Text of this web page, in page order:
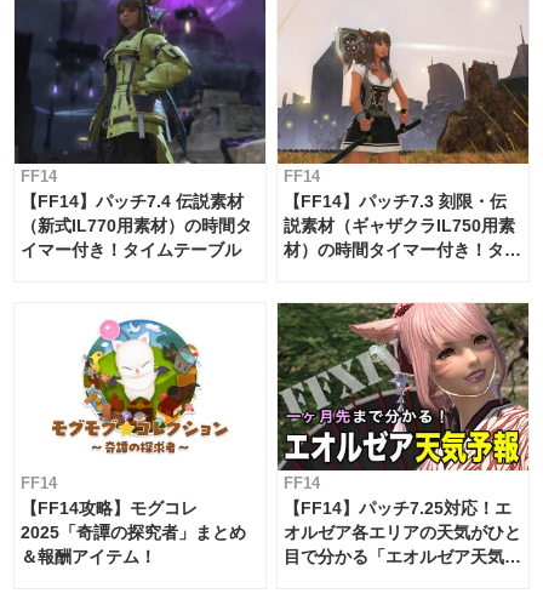
FF14
【FF14】パッチ7.4 伝説素材
（新式IL770用素材）の時間タ
イマー付き！タイムテーブル
FF14
【FF14】パッチ7.3 刻限・伝
説素材（ギャザクラIL750用素
材）の時間タイマー付き！タイ
FF14
【FF14攻略】モグコレ
2025「奇譚の探究者」まとめ
＆報酬アイテム！
FF14
【FF14】パッチ7.25対応！エ
オルゼア各エリアの天気がひと
目で分かる「エオルゼア天気予